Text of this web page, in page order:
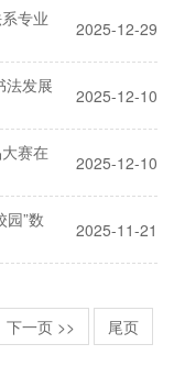
专业
2025-12-29
法发展
2025-12-10
赛在
2025-12-10
园”数
2025-11-21
下一页 >>
尾页